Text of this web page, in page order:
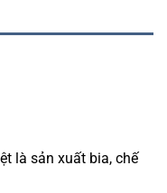
là sản xuất bia, chế